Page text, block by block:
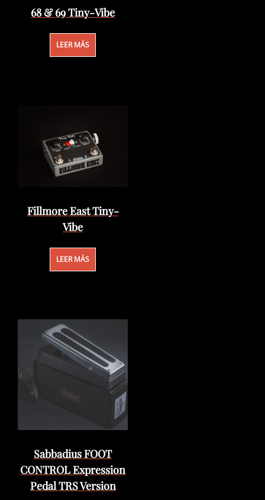
68 & 69 Tiny-Vibe
LEER MÁS
Fillmore East Tiny-
Vibe
LEER MÁS
Sabbadius FOOT
CONTROL Expression
Pedal TRS Version